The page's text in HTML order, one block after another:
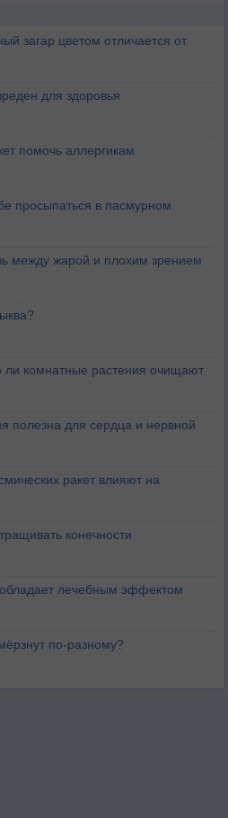
загар цветом отличается от
для здоровья
помочь аллергикам
просыпаться в пасмурном
между жарой и плохим зрением
ли комнатные растения очищают
полезна для сердца и нервной
ракет влияют на
конечности
лечебным эффектом
по-разному?